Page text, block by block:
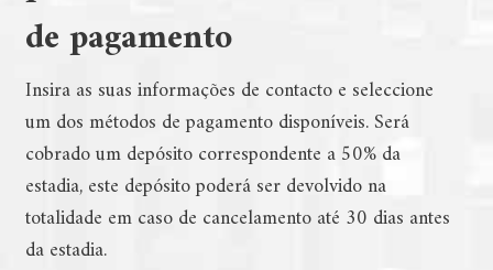
de pagamento
Insira as suas informações de contacto e seleccione
um dos métodos de pagamento disponíveis. Será
cobrado um depósito correspondente a 50% da
estadia, este depósito poderá ser devolvido na
totalidade em caso de cancelamento até 30 dias antes
da estadia.